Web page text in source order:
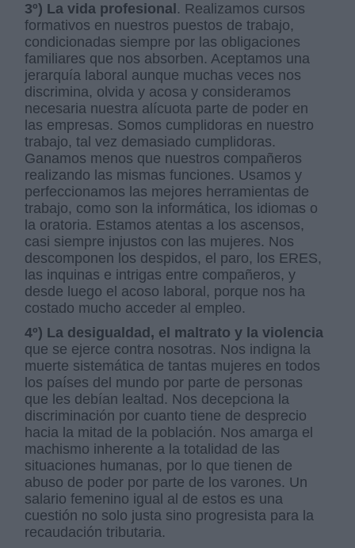
3º) La vida profesional . Realizamos cursos
formativos en nuestros puestos de trabajo,
condicionadas siempre por las obligaciones
familiares que nos absorben. Aceptamos una
jerarquía laboral aunque muchas veces nos
discrimina, olvida y acosa y consideramos
necesaria nuestra alícuota parte de poder en
las empresas. Somos cumplidoras en nuestro
trabajo, tal vez demasiado cumplidoras.
Ganamos menos que nuestros compañeros
realizando las mismas funciones. Usamos y
perfeccionamos las mejores herramientas de
trabajo, como son la informática, los idiomas o
la oratoria. Estamos atentas a los ascensos,
casi siempre injustos con las mujeres. Nos
descomponen los despidos, el paro, los ERES,
las inquinas e intrigas entre compañeros, y
desde luego el acoso laboral, porque nos ha
costado mucho acceder al empleo.
4º) La desigualdad, el maltrato y la violencia
que se ejerce contra nosotras. Nos indigna la
muerte sistemática de tantas mujeres en todos
los países del mundo por parte de personas
que les debían lealtad. Nos decepciona la
discriminación por cuanto tiene de desprecio
hacia la mitad de la población. Nos amarga el
machismo inherente a la totalidad de las
situaciones humanas, por lo que tienen de
abuso de poder por parte de los varones. Un
salario femenino igual al de estos es una
cuestión no solo justa sino progresista para la
recaudación tributaria.